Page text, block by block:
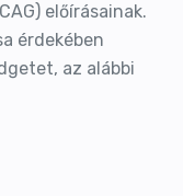
előírásainak.
érdekében
az alábbi